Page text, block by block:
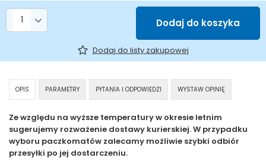
Liczba produktów
Dodaj do koszyka
Dodaj do listy zakupowej
OPIS PARAMETRY PYTANIA I ODPOWIEDZI WYSTAW OPINIĘ
Ze względu na wyższe temperatury w okresie letnim
sugerujemy rozważenie dostawy kurierskiej. W przypadku
wyboru paczkomatów zalecamy możliwie szybki odbiór
przesyłki po jej dostarczeniu.